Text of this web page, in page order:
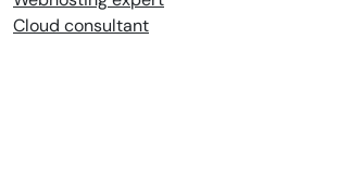
Cloud consultant